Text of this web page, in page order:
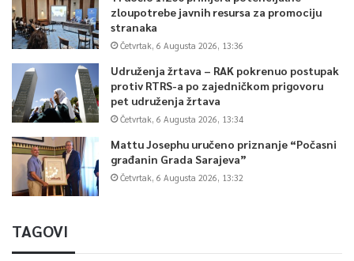
zloupotrebe javnih resursa za promociju
stranaka
Četvrtak, 6 Augusta 2026, 13:36
Udruženja žrtava – RAK pokrenuo postupak
protiv RTRS-a po zajedničkom prigovoru
pet udruženja žrtava
Četvrtak, 6 Augusta 2026, 13:34
Mattu Josephu uručeno priznanje “Počasni
građanin Grada Sarajeva”
Četvrtak, 6 Augusta 2026, 13:32
TAGOVI